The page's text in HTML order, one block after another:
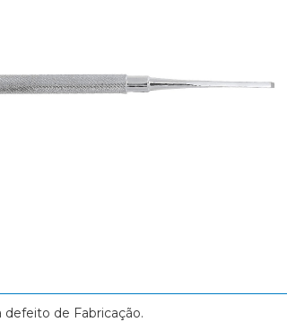
defeito de Fabricação.